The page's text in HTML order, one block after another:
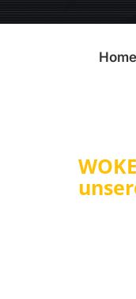
Home